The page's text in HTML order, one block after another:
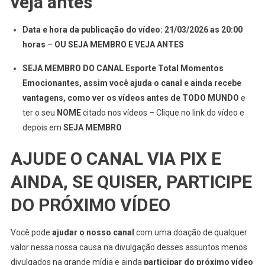
Data e hora da publicação do vídeo: 21/03/2026 as 20:00
horas – OU SEJA MEMBRO E VEJA ANTES
SEJA MEMBRO DO CANAL Esporte Total Momentos
Emocionantes, assim você ajuda o canal e ainda recebe
vantagens, como ver os vídeos antes de TODO MUNDO e
ter o seu NOMEcitado nos vídeos – Clique no link do vídeo e
depois em SEJA MEMBRO
AJUDE O CANAL VIA PIX E
AINDA, SE QUISER, PARTICIPE
DO PRÓXIMO VÍDEO
Você pode ajudar o nosso canal com uma doação de qualquer
valor nessa nossa causa na divulgação desses assuntos menos
divulgados na grande mídia e ainda participar do próximo vídeo